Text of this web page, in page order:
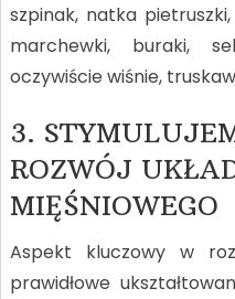
szpinak, natka
marchewki, buraki,
oczywiście wiśnie,
3.
ROZWÓJ
MIĘŚNIOWEGO
Aspekt kluczowy w
prawidłowe